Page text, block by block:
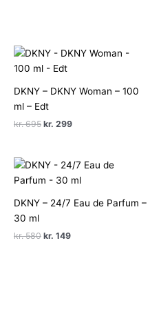
DKNY – DKNY Woman – 100
ml – Edt
kr.695 Den
kr. 695.
kr. 299Den
kr. 299.
DKNY – 24/7 Eau de Parfum –
30 ml
kr.580 Den
kr. 149Den